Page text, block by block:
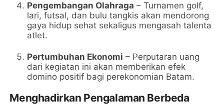
Pengembangan Olahraga – Turnamen golf,
lari, futsal, dan bulu tangkis akan mendorong
gaya hidup sehat sekaligus mengasah talenta
atlet.
Pertumbuhan Ekonomi – Perputaran uang
dari kegiatan ini akan memberikan efek
domino positif bagi perekonomian Batam.
Menghadirkan Pengalaman Berbeda